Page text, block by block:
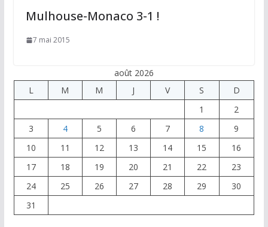
Mulhouse-Monaco 3-1 !
7 mai 2015
août 2026
L
M M J V S
D
1
2
3
4 5 6 7 8
9
10
11 12 13 14 15
16
17
18 19 20 21 22
23
24
25 26 27 28 29
30
31